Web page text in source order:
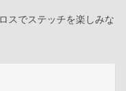
スでステッチを楽しみな